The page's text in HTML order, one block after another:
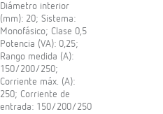
Diámetro interior
(mm): 20; Sistema:
Monofásico; Clase 0,5
Potencia (VA): 0,25;
Rango medida (A):
150/200/250;
Corriente máx. (A):
250; Corriente de
entrada: 150/200/250